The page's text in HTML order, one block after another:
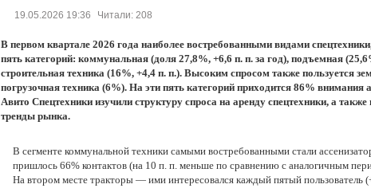
19.05.2026 19:36 Читали: 208
В первом квартале 2026 года наиболее востребованными видами
пять категорий: коммунальная (доля 27,8%, +6,6 п. п. за год), подъемная
строительная техника (16%, +4,4 п. п.). Высоким спросом также пользуется
погрузочная техника (6%). На эти пять категорий приходится 86% внимания
Авито Спецтехники изучили структуру спроса на аренду спецтехники, а
тренды рынка.
В сегменте коммунальной техники самыми востребованными стали
пришлось 66% контактов (на 10 п. п. меньше по сравнению с аналогичным
На втором месте тракторы — ими интересовался каждый пятый пользователь